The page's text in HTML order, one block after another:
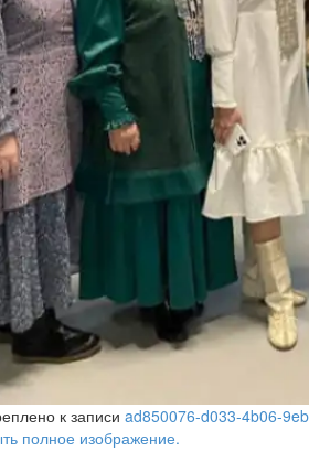
к записи ad850076-d033-4b06-
полное изображение.